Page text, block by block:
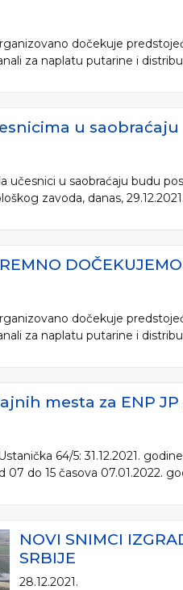
dočekuje
za naplatu putarine i
u saobraćaju
učesnici u saobraćaju budu
zavoda, danas,
dočekuje
za naplatu putarine i
mesta za ENP
64/5: 31.12.2021.
07 do 15 časova 07.01.2022.
NOVI SNIMCI
SRBIJE
28.12.2021.